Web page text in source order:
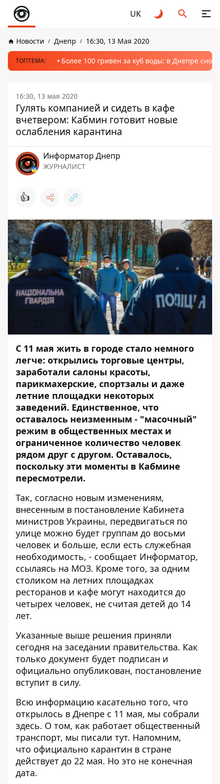
UK
Новости Днепр 16:30, 13 Мая 2020
ТОПТЕМА: Более 100 гривен за куб воды: в Днепре
16:30, 13 мая 2020
Гулять компанией и сидеть в кафе
вчетвером: Кабмин готовит новые
ослабления карантина
Информатор Днепр
ЖУРНАЛИСТ
👍
С 11 мая жить в городе стало немного
легче: открылись торговые центры,
заработали салоны красоты,
парикмахерские, спортзалы и даже
летние площадки некоторых
заведений. Единственное, что
оставалось неизменным - "масочный"
режим в общественных местах и
ограниченное количество человек
рядом друг с другом. Оставалось,
поскольку эти моменты в Кабмине
пересмотрели.
Так, согласно новым изменениям,
внесенным в постановление Кабинета
министров Украины, передвигаться по
улице можно будет группам до восьми
человек и больше, если есть служебная
необходимость, - сообщает Информатор,
ссылаясь на МОЗ. Кроме того, за одним
столиком на летних площадках
ресторанов и кафе могут находится до
четырех человек, не считая детей до 14
лет.
Указанные выше решения приняли
сегодня на заседании правительства. Как
только документ будет подписан и
официально опубликован, постановление
вступит в силу.
Всю информацию касательно того, что
открылось в Днепре с 11 мая, мы собрали
здесь. О том, как работает общественный
транспорт, мы писали тут. Напомним,
что официально карантин в стране
действует до 22 мая. Но это не конечная
дата.